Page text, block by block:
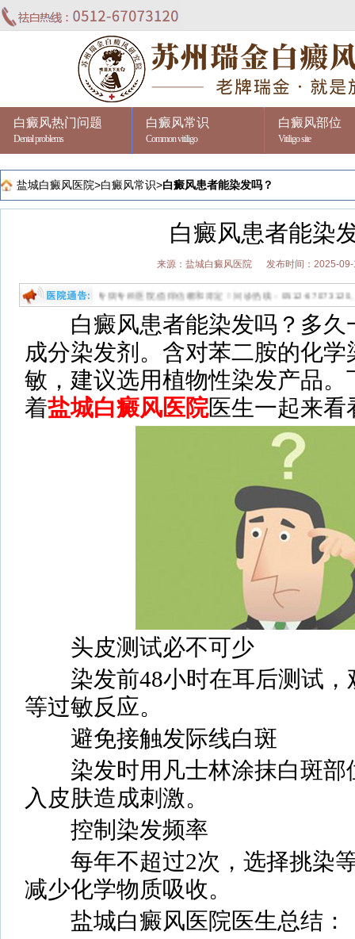
白癜风热门问题
Dental problems
白癜风常识
Common vitiligo
白癜风部位
Vitiligo site
盐城白癜风医院>白癜风常识>白癜风患者能染发吗？
白癜风患者能染
来源：盐城白癜风医院 发布时间：2025-
省专业祛白的专病专科医院,值得信赖和肯定！问诊热线：0512-67073120。
白癜风患者能染发吗？多久
成分染发剂。含对苯二胺的化
敏，建议选用植物性染发产品
着盐城白癜风医院医生一起来看
头皮测试必不可少
染发前48小时在耳后测试，
等过敏反应。
避免接触发际线白斑
染发时用凡士林涂抹白斑部
入皮肤造成刺激。
控制染发频率
每年不超过2次，选择挑染等
减少化学物质吸收。
盐城白癜风医院医生总结：